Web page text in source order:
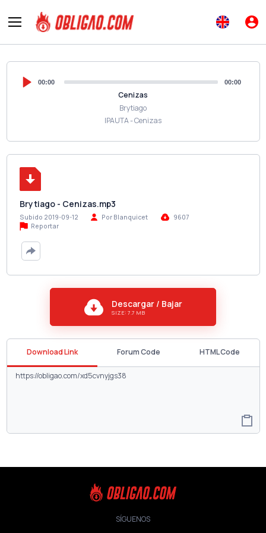
00:00 00:00
Cenizas
Brytiago
IPAUTA - Cenizas
Brytiago - Cenizas.mp3
Subido 2019-09-12 Por Blanquicet
9607
Reportar
Descargar / Bajar
SIZE: 7.7 MB
Download Link Forum Code HTML Code
SÍGUENOS